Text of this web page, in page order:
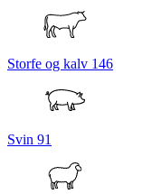
Storfe og kalv 146
Svin 91